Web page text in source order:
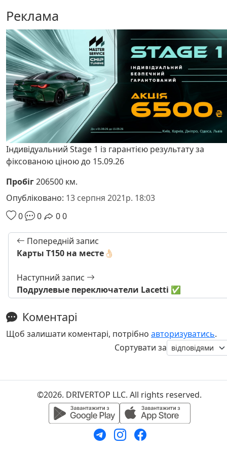
Реклама
Індивідуальний Stage 1 із гарантією результату за
фіксованою ціною до 15.09.26
Пробіг206500 км.
Опубліковано: 13 серпня 2021р. 18:03
0
0 00
Попередній запис
Карты Т150 на месте👌🏻
Наступний запис
Подрулевые переключатели Lacetti ✅
Коментарі
Щоб залишати коментарі, потрібно авторизуватись.
Сортувати за
©2026. DRIVERTOP LLC. All rights reserved.